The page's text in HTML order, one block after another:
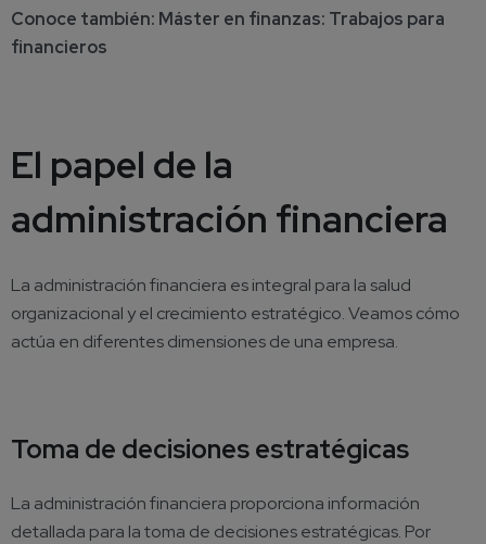
Conoce también: Máster en finanzas: Trabajos para
financieros
El papel de la
administración financiera
La administración financiera es integral para la salud
organizacional y el crecimiento estratégico. Veamos cómo
actúa en diferentes dimensiones de una empresa.
Toma de decisiones estratégicas
La administración financiera proporciona información
detallada para la toma de decisiones estratégicas. Por